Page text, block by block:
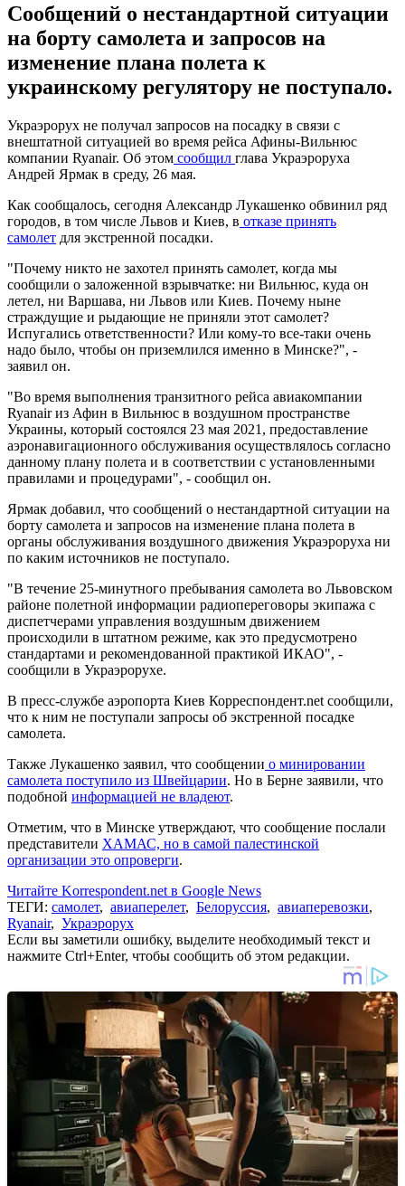
Сообщений о нестандартной ситуации
на борту самолета и запросов на
изменение плана полета к
украинскому регулятору не поступало.
Украэрорух не получал запросов на посадку в связи с
внештатной ситуацией во время рейса Афины-Вильнюс
компании Ryanair. Об этом сообщил глава Украэроруха
Андрей Ярмак в среду, 26 мая.
Как сообщалось, сегодня Александр Лукашенко обвинил ряд
городов, в том числе Львов и Киев, в отказе принять
самолет для экстренной посадки.
"Почему никто не захотел принять самолет, когда мы
сообщили о заложенной взрывчатке: ни Вильнюс, куда он
летел, ни Варшава, ни Львов или Киев. Почему ныне
страждущие и рыдающие не приняли этот самолет?
Испугались ответственности? Или кому-то все-таки очень
надо было, чтобы он приземлился именно в Минске?", -
заявил он.
"Во время выполнения транзитного рейса авиакомпании
Ryanair из Афин в Вильнюс в воздушном пространстве
Украины, который состоялся 23 мая 2021, предоставление
аэронавигационного обслуживания осуществлялось согласно
данному плану полета и в соответствии с установленными
правилами и процедурами", - сообщил он.
Ярмак добавил, что сообщений о нестандартной ситуации на
борту самолета и запросов на изменение плана полета в
органы обслуживания воздушного движения Украэроруха ни
по каким источников не поступало.
"В течение 25-минутного пребывания самолета во Львовском
районе полетной информации радиопереговоры экипажа с
диспетчерами управления воздушным движением
происходили в штатном режиме, как это предусмотрено
стандартами и рекомендованной практикой ИКАО", -
сообщили в Украэрорухе.
В пресс-службе аэропорта Киев Корреспондент.net сообщили,
что к ним не поступали запросы об экстренной посадке
самолета.
Также Лукашенко заявил, что сообщении о минировании
самолета поступило из Швейцарии. Но в Берне заявили, что
подобной информацией не владеют.
Отметим, что в Минске утверждают, что сообщение послали
представители ХАМАС, но в самой палестинской
организации это опроверги.
Читайте Korrespondent.net в Google News
ТЕГИ: самолет, авиаперелет, Белоруссия, авиаперевозки,
Ryanair, Украэрорух
Если вы заметили ошибку, выделите необходимый текст и
нажмите Ctrl+Enter, чтобы сообщить об этом редакции.